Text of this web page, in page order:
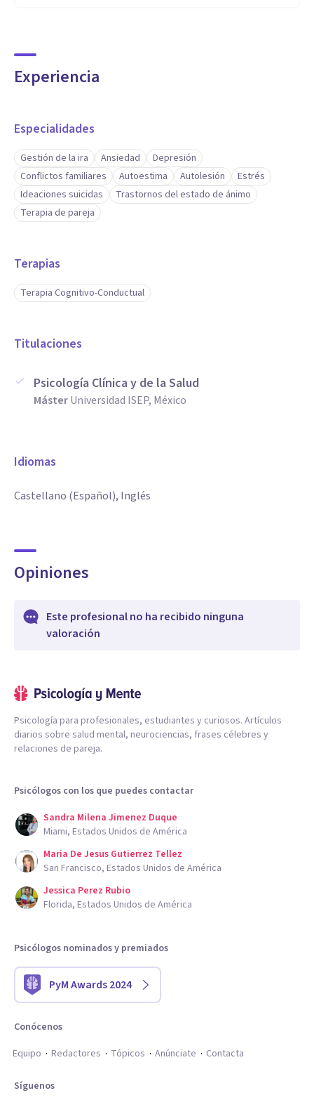
Experiencia
Especialidades
Gestión de la ira Ansiedad
Depresión
Conflictos familiares
Autoestima Autolesión
Estrés
Ideaciones suicidas
Trastornos del estado de ánimo
Terapia de pareja
Terapias
Terapia Cognitivo-Conductual
Titulaciones
Psicología Clínica y de la Salud
MásterUniversidad ISEP, México
Idiomas
Castellano (Español), Inglés
Opiniones
Este profesional no ha recibido ninguna
valoración
Psicología para profesionales, estudiantes y curiosos. Artículos
diarios sobre salud mental, neurociencias, frases célebres y
relaciones de pareja.
Psicólogos con los que puedes contactar
Sandra Milena Jimenez Duque
Miami, Estados Unidos de América
Maria De Jesus Gutierrez Tellez
San Francisco, Estados Unidos de América
Jessica Perez Rubio
Florida, Estados Unidos de América
Psicólogos nominados y premiados
PyM Awards 2024
Conócenos
Equipo
Redactores Tópicos Anúnciate Contacta
Síguenos